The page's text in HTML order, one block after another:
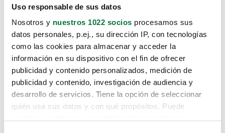
Uso responsable de sus datos
Nosotros y nuestros 1022 socios procesamos sus
datos personales, p.ej., su dirección IP, con tecnologías
como las cookies para almacenar y acceder la
información en su dispositivo con el fin de ofrecer
publicidad y contenido personalizados, medición de
publicidad y contenido, investigación de audiencia y
desarrollo de servicios. Tiene la opción de seleccionar
quién usa sus datos y con qué propósitos. Puede
Lo sentimos, no sabemos como
te hemos traido hasta aquí.
Pero puedes encontrar el coche que estás
buscando en alguno de estos enlaces: